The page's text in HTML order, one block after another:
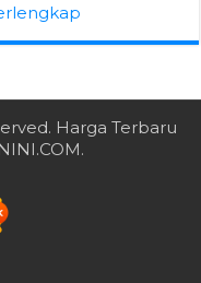
Harga Terbaru